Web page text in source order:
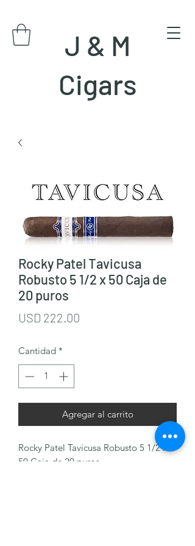
J & M
Cigars
Rocky Patel Tavicusa
Robusto 5 1/2 x 50 Caja de
20 puros
USD 222.00
Cantidad *
Agregar al carrito
Rocky Patel Tavicusa Robusto 5 1/2 x
50 Caja de 20 puros